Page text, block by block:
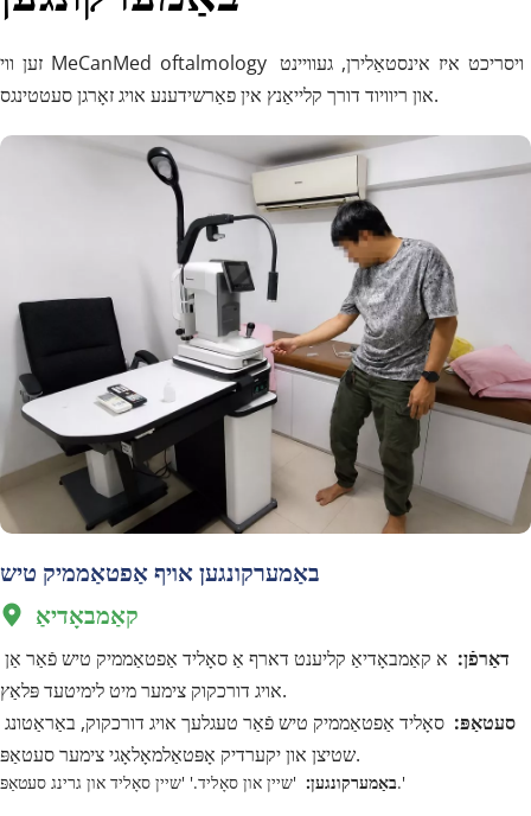
זען ווי MeCanMed oftalmology ויסריכט איז אינסטאַלירן, געוויינט
און ריוויוד דורך קלייאַנץ אין פאַרשידענע אויג זאָרגן סעטטינגס.
באַמערקונגען אויף אַפטאַממיק טיש
 קאַמבאָדיאַ
דאַרפֿן:
אויג דורכקוק צימער מיט לימיטעד פּלאַץ.
סעטאַפּ:
שטיצן און יקערדיק אָפּטאַלמאָלאָגי צימער סעטאַפּ.
באַמערקונגען: 'שיין און סאָליד.' 'שיין סאָליד און גרינג סעטאַפּ.'